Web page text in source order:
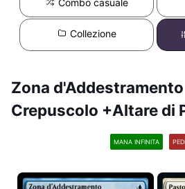
Combo casuale
Collezione
Zona
Crepuscolo +Altare di
MANA INFINITA